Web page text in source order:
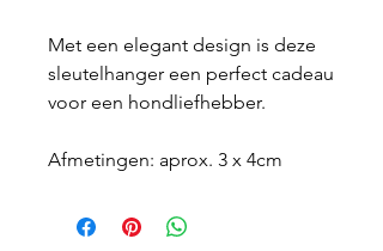
Met een elegant design is deze
sleutelhanger een perfect cadeau
voor een hondliefhebber.
Afmetingen: aprox. 3 x 4cm